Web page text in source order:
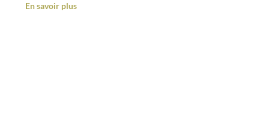
En savoir plus